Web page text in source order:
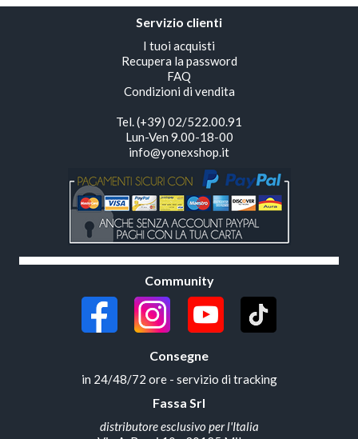
Servizio clienti
I tuoi acquisti
Recupera la password
FAQ
Condizioni di vendita
Tel. (+39) 02/522.00.91
Lun-Ven 9.00-18-00
info@yonexshop.it
Community
Consegne
in 24/48/72 ore - servizio di tracking
Fassa Srl
distributore esclusivo per l'Italia